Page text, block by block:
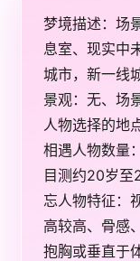
梦境描述：场
息室、现实中
城市，新一线
景观：无、场
人物选择的地
相遇人物数量
目测约20岁至
忘人物特征：
高较高、骨感
抱胸或垂直于